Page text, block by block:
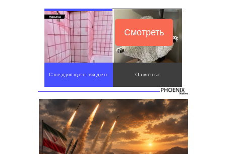
Смотреть
Следующее видео Отмена